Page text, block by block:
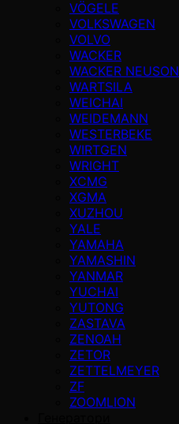
VÖGELE
VOLKSWAGEN
VOLVO
WACKER
WACKER NEUSON
WARTSILA
WEICHAI
WEIDEMANN
WESTERBEKE
WIRTGEN
WRIGHT
XCMG
XGMA
XUZHOU
YALE
YAMAHA
YAMASHIN
YANMAR
YUCHAI
YUTONG
ZASTAVA
ZENOAH
ZETOR
ZETTELMEYER
ZF
ZOOMLION